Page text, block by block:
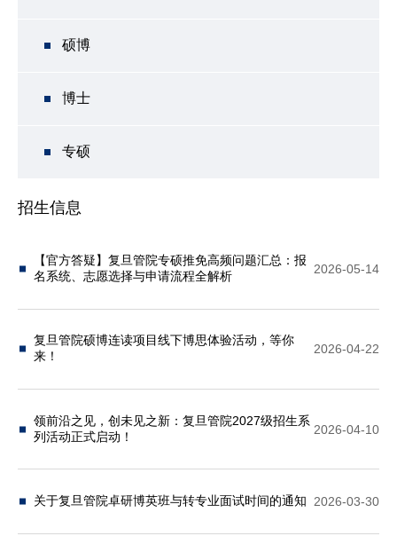
硕博
博士
专硕
招生信息
【官方答疑】复旦管院专硕推免高频问题汇总：报
名系统、志愿选择与申请流程全解析
2026-05-14
复旦管院硕博连读项目线下博思体验活动，等你
来！
2026-04-22
领前沿之见，创未见之新：复旦管院2027级招生系
列活动正式启动！
2026-04-10
关于复旦管院卓研博英班与转专业面试时间的通知 2026-03-30